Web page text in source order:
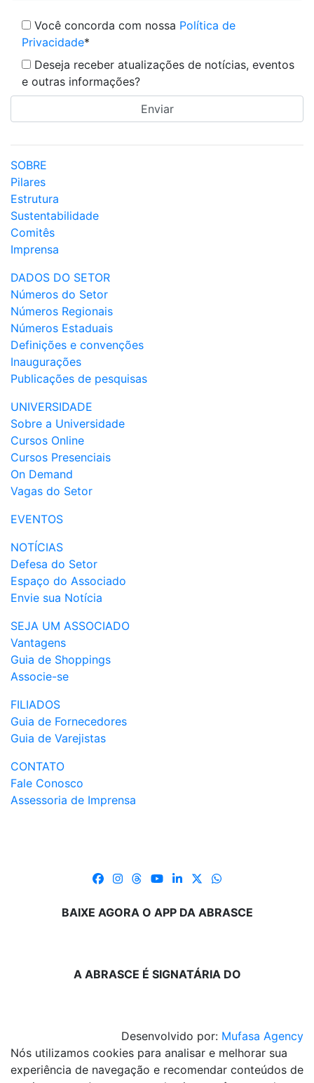
Você concorda com nossa Política de
Privacidade*
Deseja receber atualizações de notícias, eventos
e outras informações?
SOBRE
Pilares
Estrutura
Sustentabilidade
Comitês
Imprensa
DADOS DO SETOR
Números do Setor
Números Regionais
Números Estaduais
Definições e convenções
Inaugurações
Publicações de pesquisas
UNIVERSIDADE
Sobre a Universidade
Cursos Online
Cursos Presenciais
On Demand
Vagas do Setor
EVENTOS
NOTÍCIAS
Defesa do Setor
Espaço do Associado
Envie sua Notícia
SEJA UM ASSOCIADO
Vantagens
Guia de Shoppings
Associe-se
FILIADOS
Guia de Fornecedores
Guia de Varejistas
CONTATO
Fale Conosco
Assessoria de Imprensa
BAIXE AGORA O APP DA ABRASCE
A ABRASCE É SIGNATÁRIA DO
Desenvolvido por: Mufasa Agency
Nós utilizamos cookies para analisar e melhorar sua
experiência de navegação e recomendar conteúdos de